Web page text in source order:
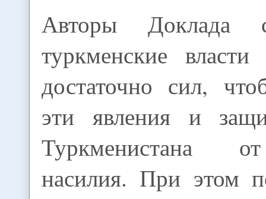
Авторы Доклада
туркменские
достаточно сил,
эти явления и
Туркменистана
насилия. При этом